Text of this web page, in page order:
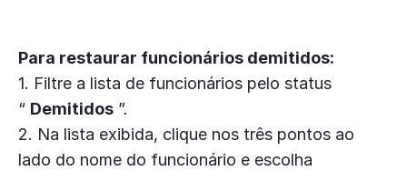
Para restaurar funcionários demitidos:
1. Filtre a lista de funcionários pelo status
“ Demitidos ”.
2. Na lista exibida, clique nos três pontos ao
lado do nome do funcionário e escolha